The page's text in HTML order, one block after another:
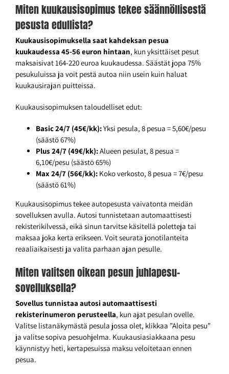
Miten kuukausisopimus tekee säännöllisestä
pesusta edullista?
Kuukausisopimuksella saat kahdeksan pesua
kuukaudessa 45-56 euron hintaan, kun yksittäiset pesut
maksaisivat 164-220 euroa kuukaudessa. Säästät jopa 75%
pesukuluissa ja voit pestä autoa niin usein kuin haluat
kuukausirajan puitteissa.
Kuukausisopimuksen taloudelliset edut:
Basic 24/7 (45€/kk):Yksi pesula, 8 pesua = 5,60€/pesu
(säästö 67%)
Plus 24/7 (49€/kk):Alueen pesulat, 8 pesua =
6,10€/pesu (säästö 65%)
Max 24/7 (56€/kk): Koko verkosto, 8 pesua = 7€/pesu
(säästö 61%)
Kuukausisopimus tekee autopesusta vaivatonta meidän
sovelluksen avulla. Autosi tunnistetaan automaattisesti
rekisterikilvessä, eikä sinun tarvitse käsitellä poletteja tai
maksaa joka kerta erikseen. Voit seurata jonotilanteita
reaaliaikaisesti ja valita parhaan ajan pesulle.
Miten valitsen oikean pesun juhlapesu-
sovelluksella?
Sovellus tunnistaa autosi automaattisesti
rekisterinumeron perusteella, kun ajat pesulan ovelle.
Valitse listanäkymästä pesula jossa olet, klikkaa ”Aloita pesu”
ja valitse sopiva pesuohjelma. Kuukausiasiakkaana pesu
käynnistyy heti, kertapesuissa maksu veloitetaan ennen
pesua.